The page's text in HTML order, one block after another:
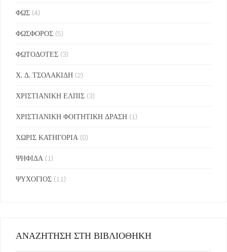
ΦΩΣ (4)
ΦΩΣΦΟΡΟΣ (5)
ΦΩΤΟΔΟΤΕΣ (3)
Χ. Δ. ΤΣΟΛΑΚΙΔΗ (2)
ΧΡΙΣΤΙΑΝΙΚΗ ΕΛΠΙΣ (3)
ΧΡΙΣΤΙΑΝΙΚΗ ΦΟΙΤΗΤΙΚΗ ΔΡΑΣΗ (1)
ΧΩΡΙΣ ΚΑΤΗΓΟΡΙΑ (0)
ΨΗΦΙΔΑ (1)
ΨΥΧΟΓΙΟΣ (11)
ΑΝΑΖΗΤΗΣΗ ΣΤΗ ΒΙΒΛΙΟΘΗΚΗ